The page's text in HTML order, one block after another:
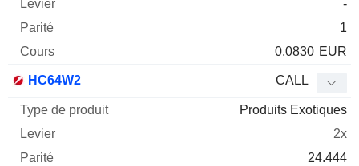
-
1
0,0830 EUR
HC64W2 CALL
Produits Exotiques
2x
24.444